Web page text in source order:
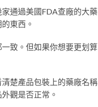
通過美國FDA查廠的大藥
東西。
致。但如果你想要更划算
楚產品包裝上的藥廠名稱
觀是否正常。